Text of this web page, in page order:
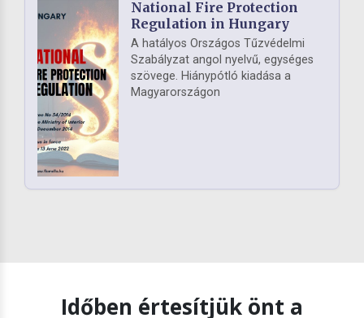
National Fire Protection
Regulation in Hungary
A hatályos Országos Tűzvédelmi
Szabályzat angol nyelvű, egységes
szövege. Hiánypótló kiadása a
Magyarországon
Időben értesítjük önt a